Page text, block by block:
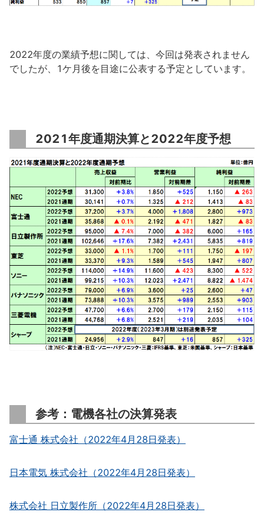
2022年度の業績予想に関しては、今回は発表されません
でしたが、1ケ月後を目途に公表する予定としています。
2021年度通期決算と2022年度予想
参考：電機各社の決算発表
富士通 株式会社（2022年4月28日発表）
日本電気 株式会社（2022年4月28日発表）
株式会社 日立製作所（2022年4月28日発表）